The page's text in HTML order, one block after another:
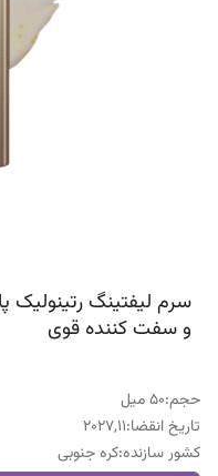
سرم لیفتینگ
و سفت کننده قوی
حجم:50 میل
تاریخ انقضا:
2027,11
کشور سازنده:کره جنوبی